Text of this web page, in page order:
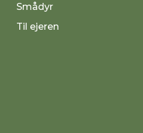
Smådyr
Til ejeren